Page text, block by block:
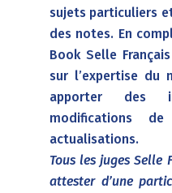
sujets particuliers
des notes. En
Book Selle
sur l’expertise du
apporter des
modifications
actualisations.
Tous les juges Selle
attester d’une